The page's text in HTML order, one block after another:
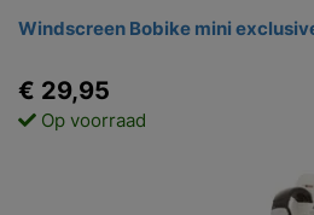
Windscreen Bobike mini
€ 29,95
Op voorraad